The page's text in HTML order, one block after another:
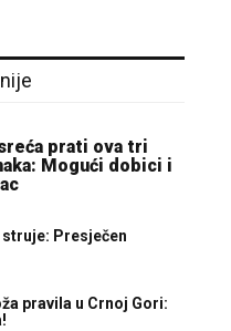
prati ova tri
Mogući dobici i
struje: Presječen
pravila u Crnoj Gori: